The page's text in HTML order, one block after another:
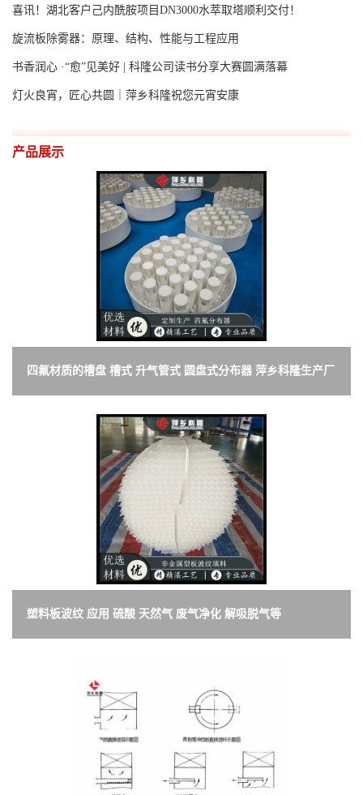
喜讯！湖北客户己内酰胺项目DN3000水萃取塔顺利交付！
旋流板除雾器：原理、结构、性能与工程应用
书香润心 ·“愈”见美好 | 科隆公司读书分享大赛圆满落幕
灯火良宵，匠心共圆｜萍乡科隆祝您元宵安康
产品展示
四氟材质的槽盘 槽式 升气管式 圆盘式分布器 萍乡科隆生产厂
家
塑料板波纹 应用 硫酸 天然气 废气净化 解吸脱气等